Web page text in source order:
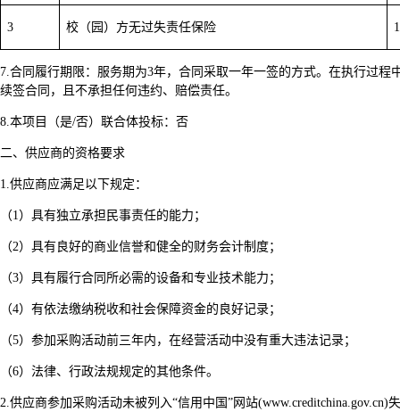
3 校（园）方无过失责任保险 1
7.合同履行期限：服务期为3年，合同采取一年一签的方式。在执行过
续签合同，且不承担任何违约、赔偿责任。
8.本项目（是/否）联合体投标：否
二、供应商的资格要求
1.供应商应满足以下规定：
（1）具有独立承担民事责任的能力；
（2）具有良好的商业信誉和健全的财务会计制度；
（3）具有履行合同所必需的设备和专业技术能力；
（4）有依法缴纳税收和社会保障资金的良好记录；
（5）参加采购活动前三年内，在经营活动中没有重大违法记录；
（6）法律、行政法规规定的其他条件。
2.供应商参加采购活动未被列入“信用中国”网站